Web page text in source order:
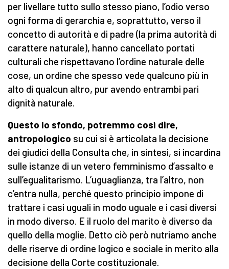
per livellare tutto sullo stesso piano, l’odio verso
ogni forma di gerarchia e, soprattutto, verso il
concetto di autorità e di padre (la prima autorità di
carattere naturale), hanno cancellato portati
culturali che rispettavano l’ordine naturale delle
cose, un ordine che spesso vede qualcuno più in
alto di qualcun altro, pur avendo entrambi pari
dignità naturale.
Questo lo sfondo, potremmo così dire,
antropologico su cui si è articolata la decisione
dei giudici della Consulta che, in sintesi, si incardina
sulle istanze di un vetero femminismo d’assalto e
sull’egualitarismo. L’uguaglianza, tra l’altro, non
c’entra nulla, perché questo principio impone di
trattare i casi uguali in modo uguale e i casi diversi
in modo diverso. E il ruolo del marito è diverso da
quello della moglie. Detto ciò però nutriamo anche
delle riserve di ordine logico e sociale in merito alla
decisione della Corte costituzionale.